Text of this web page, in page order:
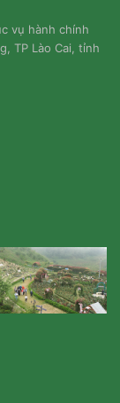
vụ hành chính
TP Lào Cai, tỉnh